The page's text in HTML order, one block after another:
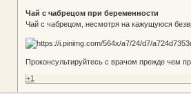
Чай с чабрецом при беременности
Чай с чабрецом, несмотря на кажущуюся
Проконсультируйтесь с врачом прежде чем
+1